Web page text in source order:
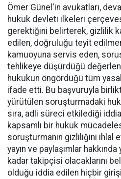
Ömer Günel'in avukatları,
hukuk devleti ilkeleri
gerektiğini belirterek, gizlilik
edilen, doğruluğu teyit
kamuoyuna servis eden,
tehlikeye düşürdüğü
hukukun öngördüğü tüm yasal
ifade etti. Bu başvuruyla
yürütülen soruşturmadaki
sıra, adli süreci etkilediği
kapsamlı bir hukuk
soruşturmanın gizliliğini ihlal
yayın ve paylaşımlar
kadar takipçisi olacaklarını
olduğu iddia edilen hiçbir